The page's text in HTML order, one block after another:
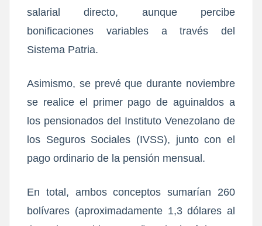
salarial directo, aunque percibe
bonificaciones variables a través del
Sistema Patria.
Asimismo, se prevé que durante noviembre
se realice el primer pago de aguinaldos a
los pensionados del Instituto Venezolano de
los Seguros Sociales (IVSS), junto con el
pago ordinario de la pensión mensual.
En total, ambos conceptos sumarían 260
bolívares (aproximadamente 1,3 dólares al